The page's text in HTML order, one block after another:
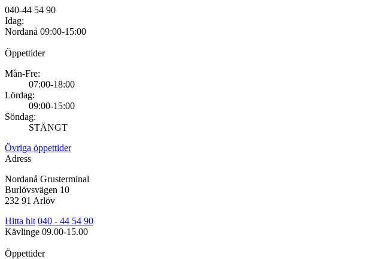
040-44 54 90
Idag:
Nordanå 09:00-15:00
Öppettider
Mån-Fre:
07:00-18:00
Lördag:
09:00-15:00
Söndag:
STÄNGT
Övriga öppettider
Adress
Nordanå Grusterminal
Burlövsvägen 10
232 91 Arlöv
Hitta hit 040 - 44 54 90
Kävlinge 09.00-15.00
Öppettider